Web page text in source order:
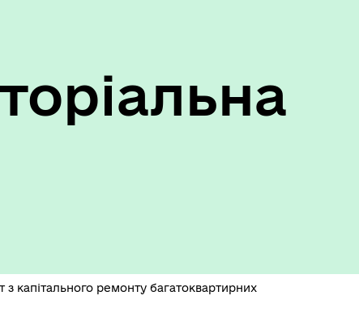
капітального ремонту багатоквартирних